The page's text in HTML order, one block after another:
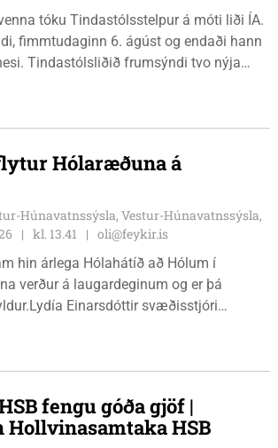
tóku Tindastólsstelpur á móti liði ÍA.
fimmtudaginn 6. ágúst og endaði hann
Tindastólsliðið frumsýndi tvo nýja
Hólaræðuna á
Húnavatnssýsla, Vestur-Húnavatnssýsla,
kl. 13.41
oli@feykir.is
hin árlega Hólahátíð að Hólum í
verður á laugardeginum og er þá
Einarsdóttir svæðisstjóri
fengu góða gjöf |
HSB